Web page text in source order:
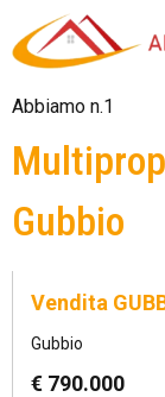
Abbiamo n.1
Gubbio
Vendita
Gubbio
€ 790.000